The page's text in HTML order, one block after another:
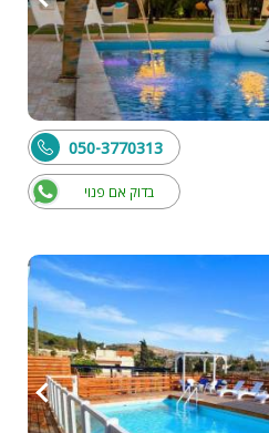
בדוק אם פנוי
050-3770313